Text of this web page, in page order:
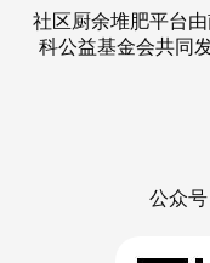
社区厨余堆肥平台
科公益基金会共同
公众